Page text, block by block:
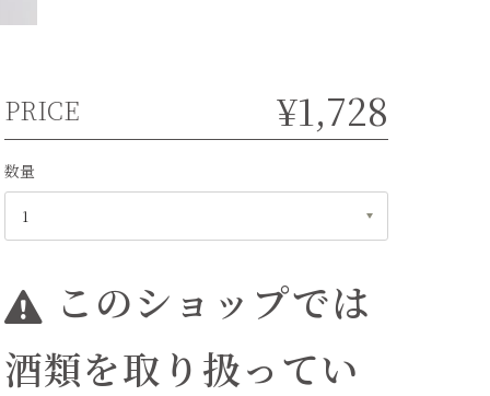
PRICE ¥1,728
数量
このショップでは
酒類を取り扱ってい